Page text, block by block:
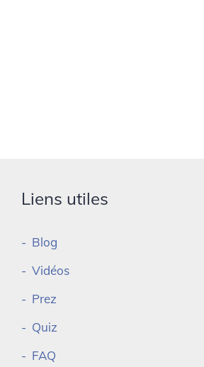
Liens utiles
Blog
Vidéos
Prez
Quiz
FAQ